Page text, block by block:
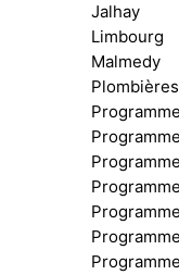
Jalhay
Limbourg
Malmedy
Plombières